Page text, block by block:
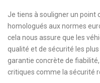
Je tiens à souligner un point
homologués aux normes
cela nous assure que les
qualité et de sécurité les
garantie concrète de
critiques comme la sécurité